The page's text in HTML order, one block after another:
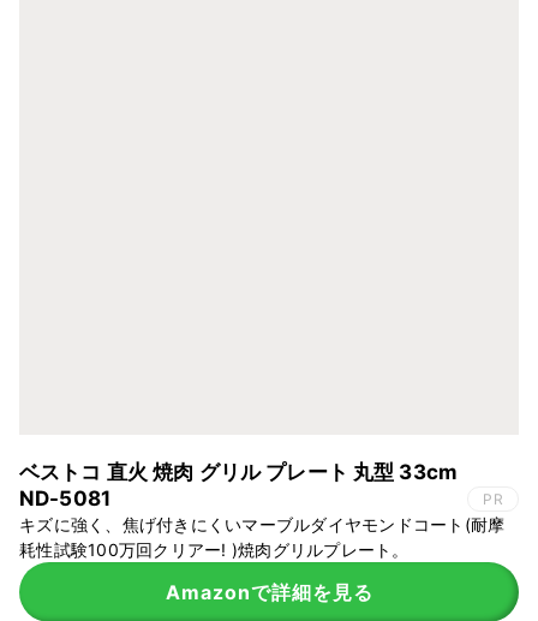
ベストコ 直火 焼肉 グリル プレート 丸型 33cm
ND-5081
PR
キズに強く、焦げ付きにくいマーブルダイヤモンドコート(耐摩
耗性試験100万回クリアー! )焼肉グリルプレート。
Amazonで詳細を見る